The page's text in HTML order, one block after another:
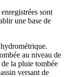
sont
une base de
au niveau de
la pluie tombée
versant de